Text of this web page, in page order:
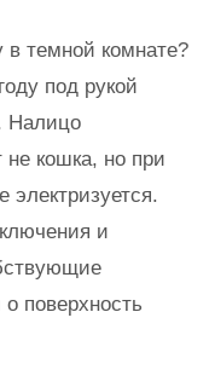
в темной комнате?
под рукой
Налицо
кошка, но при
электризуется.
и
поверхность